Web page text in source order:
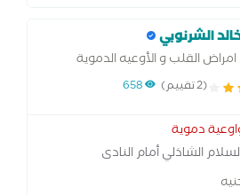
الشرنوبي
القلب و الأوعيه الدموية
(2 تقييم) 658
دموية
الشاذلي أمام النادى
الجديد